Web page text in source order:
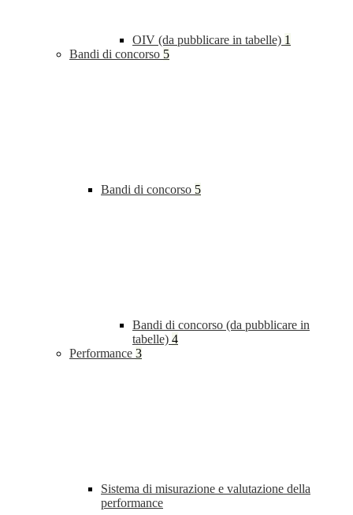
OIV (da pubblicare in tabelle) 1
Bandi di concorso 5
Bandi di concorso 5
Bandi di concorso (da pubblicare in
tabelle) 4
Performance 3
Sistema di misurazione e valutazione della
performance